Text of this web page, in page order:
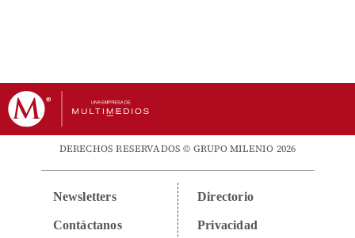
DERECHOS RESERVADOS © GRUPO MILENIO 2026
Newsletters
Contáctanos
Directorio
Privacidad